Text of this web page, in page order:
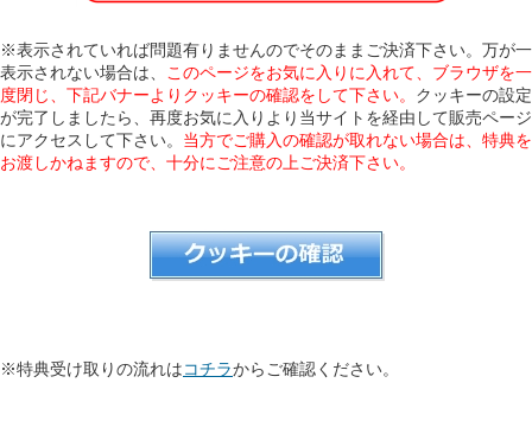
※表示されていれば問題有りませんのでそのままご決済下さい。万が一
表示されない場合は、
このページをお気に入りに入れて、ブラウザを一
度閉じ、下記バナーよりクッキーの確認をして下さい。 クッキーの設定
が完了しましたら、再度お気に入りより当サイトを経由して販売ページ
にアクセスして下さい。 当方でご購入の確認が取れない場合は、特典を
お渡しかねますので、十分にご注意の上ご決済下さい。
※特典受け取りの流れはコチラからご確認ください。